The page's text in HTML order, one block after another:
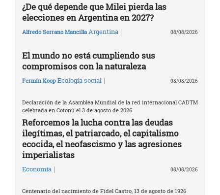
¿De qué depende que Milei pierda las
elecciones en Argentina en 2027?
Alfredo Serrano Mancilla Argentina | 08/08/2026
El mundo no está cumpliendo sus
compromisos con la naturaleza
Fermín Koop Ecología social | 08/08/2026
Declaración de la Asamblea Mundial de la red internacional CADTM
celebrada en Cotonú el 3 de agosto de 2026
Reforcemos la lucha contra las deudas
ilegítimas, el patriarcado, el capitalismo
ecocida, el neofascismo y las agresiones
imperialistas
Economía | 08/08/2026
Centenario del nacimiento de Fidel Castro, 13 de agosto de 1926